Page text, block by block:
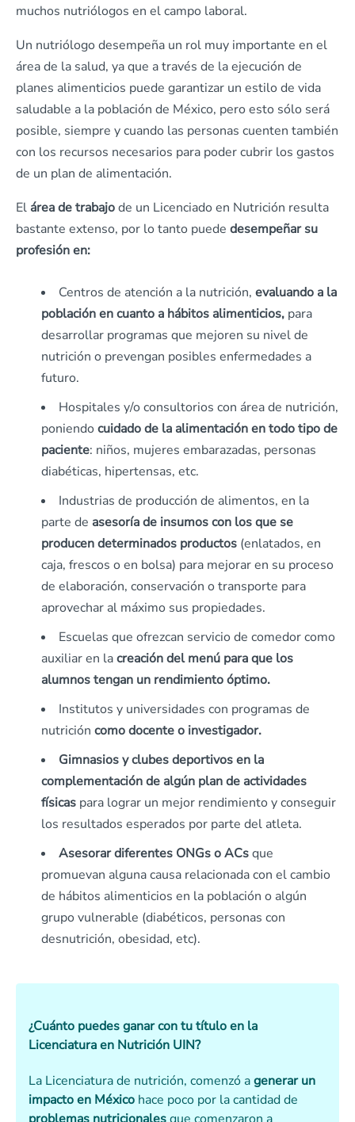
muchos nutriólogos en el campo laboral.
Un nutriólogo desempeña un rol muy importante en el
área de la salud, ya que a través de la ejecución de
planes alimenticios puede garantizar un estilo de vida
saludable a la población de México, pero esto sólo será
posible, siempre y cuando las personas cuenten también
con los recursos necesarios para poder cubrir los gastos
de un plan de alimentación.
El área de trabajode un Licenciado en Nutrición resulta
bastante extenso, por lo tanto puede desempeñar su
profesión en:
Centros de atención a la nutrición, evaluando a la
población en cuanto a hábitos alimenticios, para
desarrollar programas que mejoren su nivel de
nutrición o prevengan posibles enfermedades a
futuro.
Hospitales y/o consultorios con área de nutrición,
poniendo cuidado de la alimentación en todo tipo de
paciente: niños, mujeres embarazadas, personas
diabéticas, hipertensas, etc.
Industrias de producción de alimentos, en la
parte de asesoría de insumos con los que se
producen determinados productos (enlatados, en
caja, frescos o en bolsa) para mejorar en su proceso
de elaboración, conservación o transporte para
aprovechar al máximo sus propiedades.
Escuelas que ofrezcan servicio de comedor como
auxiliar en lacreación del menú para que los
alumnos tengan un rendimiento óptimo.
Institutos y universidades con programas de
nutrición como docente o investigador.
Gimnasios y clubes deportivos en la
complementación de algún plan de actividades
físicas para lograr un mejor rendimiento y conseguir
los resultados esperados por parte del atleta.
Asesorar diferentes ONGs o ACsque
promuevan alguna causa relacionada con el cambio
de hábitos alimenticios en la población o algún
grupo vulnerable (diabéticos, personas con
desnutrición, obesidad, etc).
¿Cuánto puedes ganar con tu título en la
Licenciatura en Nutrición UIN?
La Licenciatura de nutrición, comenzó agenerar un
impacto en México hace poco por la cantidad de